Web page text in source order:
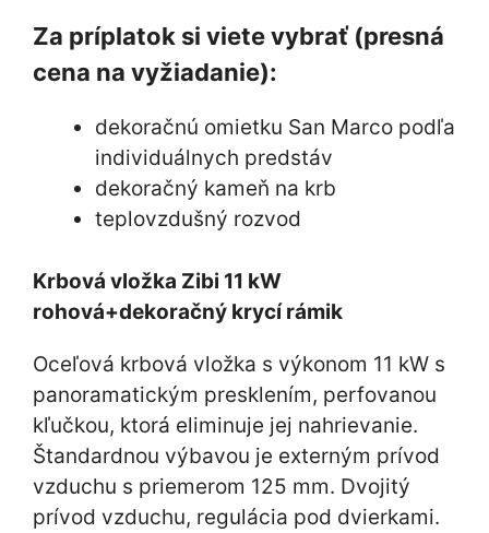
Za príplatok si viete vybrať (presná
cena na vyžiadanie):
dekoračnú omietku San Marco podľa
individuálnych predstáv
dekoračný kameň na krb
teplovzdušný rozvod
Krbová vložka Zibi 11 kW
rohová+dekoračný krycí rámik
Oceľová krbová vložka s výkonom 11 kW s
panoramatickým presklením, perfovanou
kľučkou, ktorá eliminuje jej nahrievanie.
Štandardnou výbavou je externým prívod
vzduchu s priemerom 125 mm. Dvojitý
prívod vzduchu, regulácia pod dvierkami.